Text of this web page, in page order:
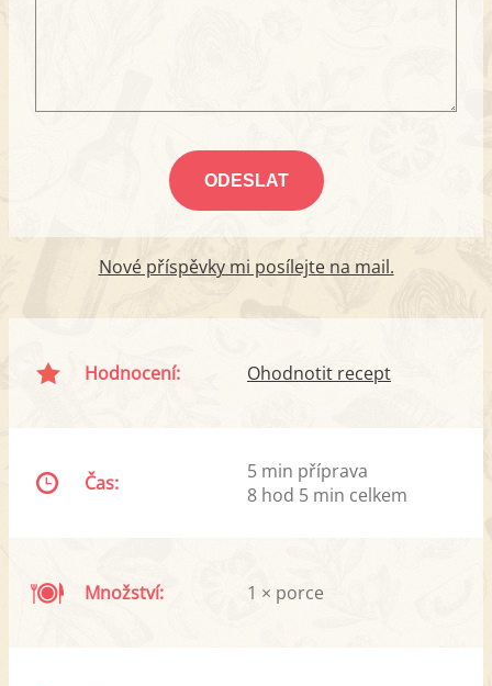
Nové příspěvky mi posílejte na mail.
Hodnocení: Ohodnotit recept
Čas:
5 min příprava
8 hod 5 min celkem
Množství: 1 × porce